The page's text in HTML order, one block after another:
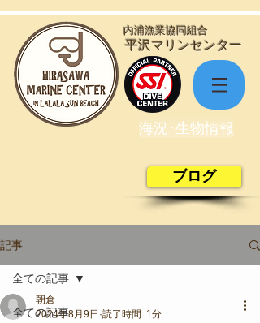
​平沢マリンセンター
​内浦漁業協同組合
海況･生物情報
ブログ
記事
全ての記事
全ての記事
朝倉
2024年8月9日 読了時間: 1分